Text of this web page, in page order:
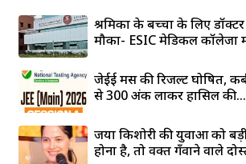
श्रमिकों के बच्चों के लिए
मौका- ESIC मेडिकल कॉलेजों
जेईई मेंस की रिजल्ट घोषित,
से 300 अंक लाकर हासिल की...
जया किशोरी की युवाओं को
होना है, तो वक्त गँवाने वाले